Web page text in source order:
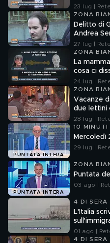
23 lug |
ZONA
Delitto di
Andrea
27 lug |
ZONA
La
cosa ci
24 lug |
ZONA
Vacanze
due lettini
28 lug |
PUNTATA INTERA
10 MINUTI
Mercoledì
29 lug |
PUNTATA INTERA
ZONA
Puntata
03 ago |
4 DI SERA
L'Italia
01 ago |
4 DI SERA